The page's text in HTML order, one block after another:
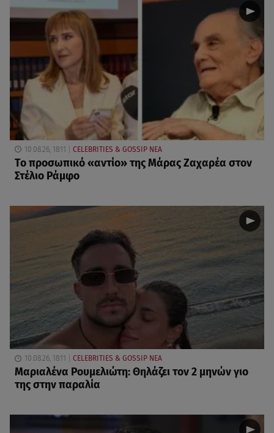
10.08.26, 18:11 CELEBRITIES & GOSSIP ΝΕΑ
Το προσωπικό «αντίο» της Μάρας Ζαχαρέα στον
Στέλιο Ράμφο
10.08.26, 18:11 CELEBRITIES & GOSSIP ΝΕΑ
Μαριαλένα Ρουμελιώτη: Θηλάζει τον 2 μηνών γιο
της στην παραλία